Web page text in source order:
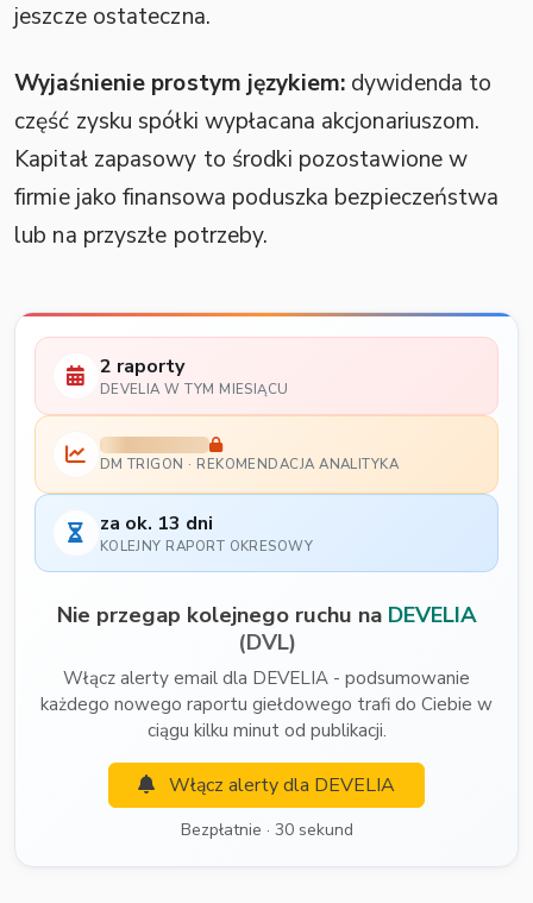
jeszcze ostateczna.
Wyjaśnienie prostym językiem:dywidenda to
część zysku spółki wypłacana akcjonariuszom.
Kapitał zapasowy to środki pozostawione w
firmie jako finansowa poduszka bezpieczeństwa
lub na przyszłe potrzeby.
2 raporty
DEVELIA W TYM MIESIĄCU
DM TRIGON · REKOMENDACJA ANALITYKA
za ok. 13 dni
KOLEJNY RAPORT OKRESOWY
Nie przegap kolejnego ruchu na DEVELIA
(DVL)
Włącz alerty email dla DEVELIA - podsumowanie
każdego nowego raportu giełdowego trafi do Ciebie w
ciągu kilku minut od publikacji.
Włącz alerty dla DEVELIA
Bezpłatnie · 30 sekund